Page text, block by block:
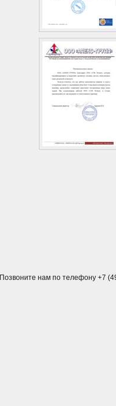
Позвоните нам по телефону +7